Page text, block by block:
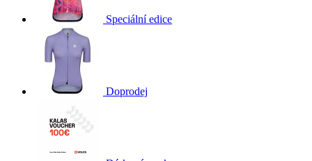
Speciální edice
Doprodej